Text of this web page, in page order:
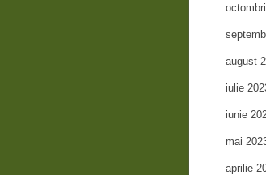
august
iulie
iunie
mai
aprilie